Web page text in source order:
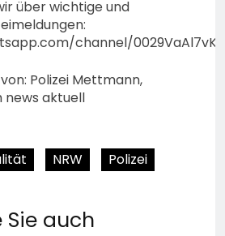
über wichtige und
channel/
Polizei Mettmann,
aktuell
NRW Polizei
Sie auch